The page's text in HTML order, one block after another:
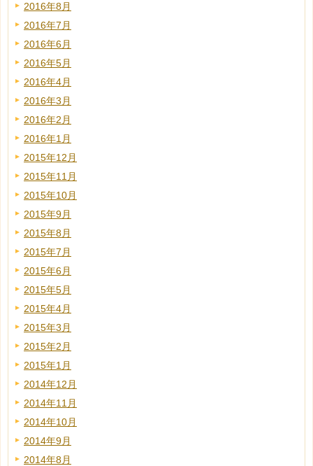
2016年8月
2016年7月
2016年6月
2016年5月
2016年4月
2016年3月
2016年2月
2016年1月
2015年12月
2015年11月
2015年10月
2015年9月
2015年8月
2015年7月
2015年6月
2015年5月
2015年4月
2015年3月
2015年2月
2015年1月
2014年12月
2014年11月
2014年10月
2014年9月
2014年8月